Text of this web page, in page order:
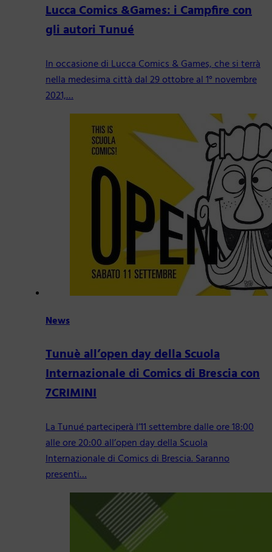
Lucca Comics &Games: i Campfire con
gli autori Tunué
In occasione di Lucca Comics & Games, che si terrà
nella medesima città dal 29 ottobre al 1° novembre
2021,…
News
Tunuè all’open day della Scuola
Internazionale di Comics di Brescia con
7CRIMINI
La Tunué parteciperà l’11 settembre dalle ore 18:00
alle ore 20:00 all’open day della Scuola
Internazionale di Comics di Brescia. Saranno
presenti…